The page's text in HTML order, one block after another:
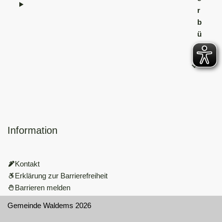
r
b
ü
r
o
Information
Kontakt
Erklärung zur Barrierefreiheit
Barrieren melden
Gemeinde Waldems 2026